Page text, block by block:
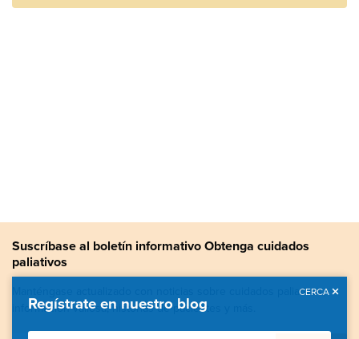
Suscríbase al boletín informativo Obtenga cuidados
paliativos
Manténgase actualizado con noticias sobre cuidados paliativos,
información valiosa, historias de pacientes y más.
Regístrate en nuestro blog
CERCA